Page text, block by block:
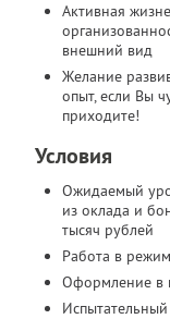
Активная
внешний вид
Желание
опыт, если Вы
приходите!
Условия
Ожидаемый
из оклада и
тысяч рублей
Работа в
Оформление в